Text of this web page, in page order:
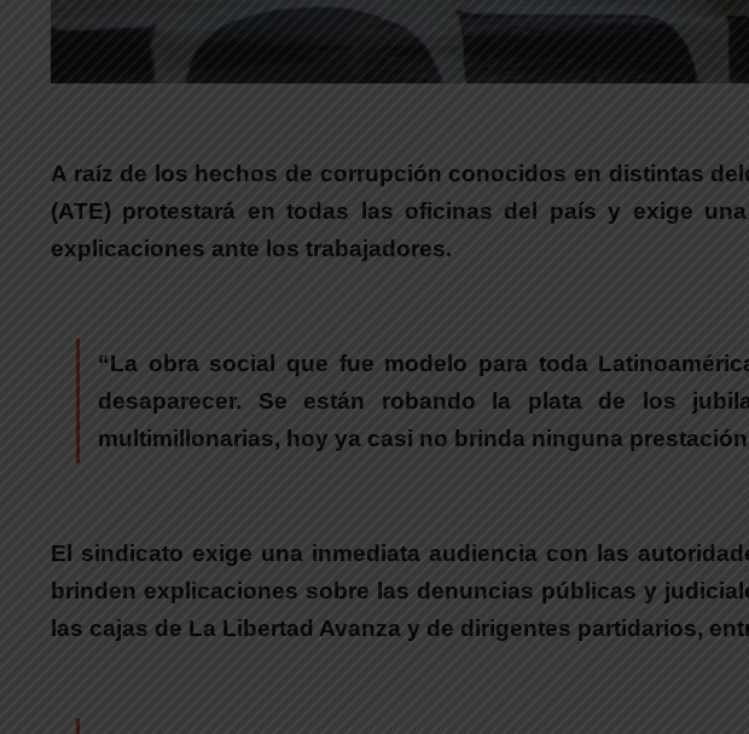
A raíz de los hechos de corrupción conocidos en distintas
(ATE) protestará en todas las oficinas del país y exige
explicaciones ante los trabajadores.
“La obra social que fue modelo para toda
desaparecer. Se están robando la plata de los
multimillonarias, hoy ya casi no brinda ninguna
El sindicato exige una inmediata audiencia con las
brinden explicaciones sobre las denuncias públicas y
las cajas de La Libertad Avanza y de dirigentes partidarios,